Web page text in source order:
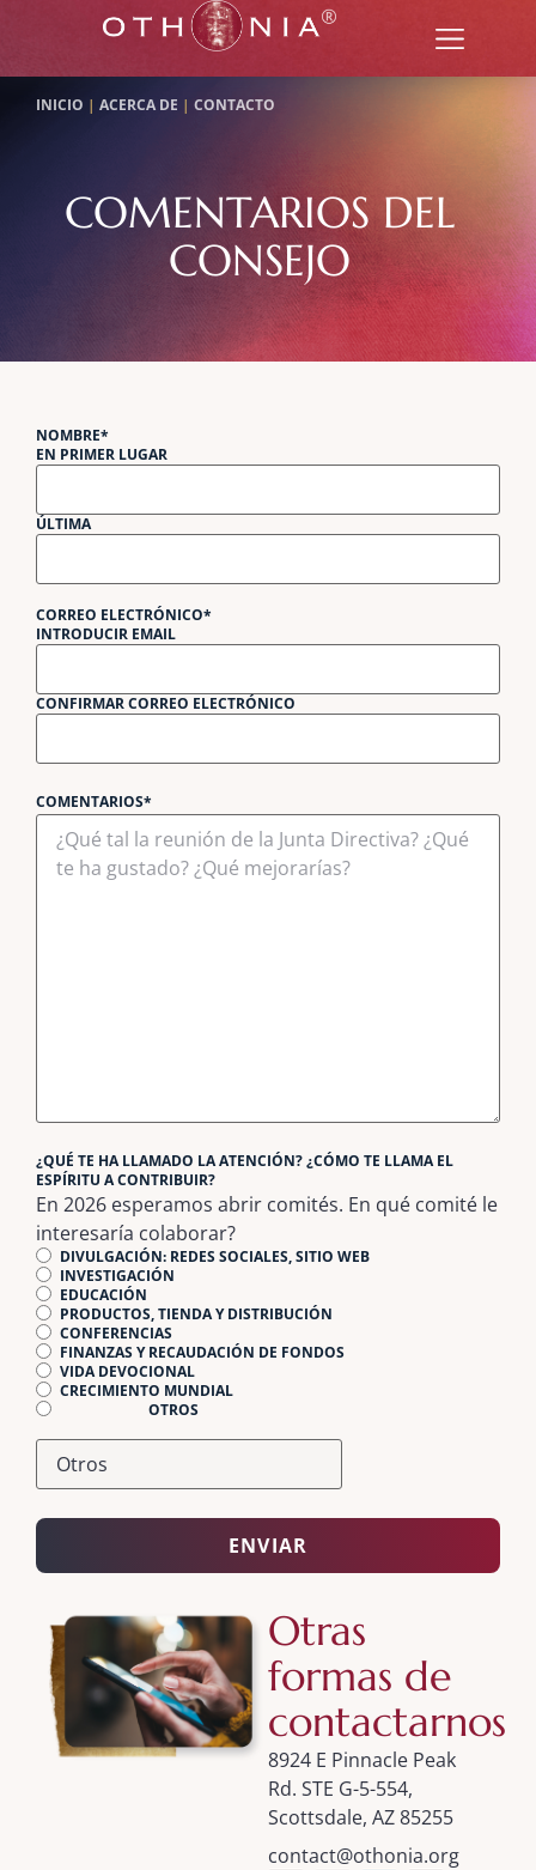
INICIO | ACERCA DE | CONTACTO
COMENTARIOS DEL
CONSEJO
NOMBRE*
EN PRIMER LUGAR
ÚLTIMA
CORREO ELECTRÓNICO*
INTRODUCIR EMAIL
CONFIRMAR CORREO ELECTRÓNICO
COMENTARIOS*
¿QUÉ TE HA LLAMADO LA ATENCIÓN? ¿CÓMO TE LLAMA EL
ESPÍRITU A CONTRIBUIR?
En 2026 esperamos abrir comités. En qué comité le
interesaría colaborar?
DIVULGACIÓN: REDES SOCIALES, SITIO WEB
INVESTIGACIÓN
EDUCACIÓN
PRODUCTOS, TIENDA Y DISTRIBUCIÓN
CONFERENCIAS
FINANZAS Y RECAUDACIÓN DE FONDOS
VIDA DEVOCIONAL
CRECIMIENTO MUNDIAL
OTROS
Otras
formas de
contactarnos
8924 E Pinnacle Peak
Rd. STE G-5-554,
Scottsdale, AZ 85255
contact@othonia.org